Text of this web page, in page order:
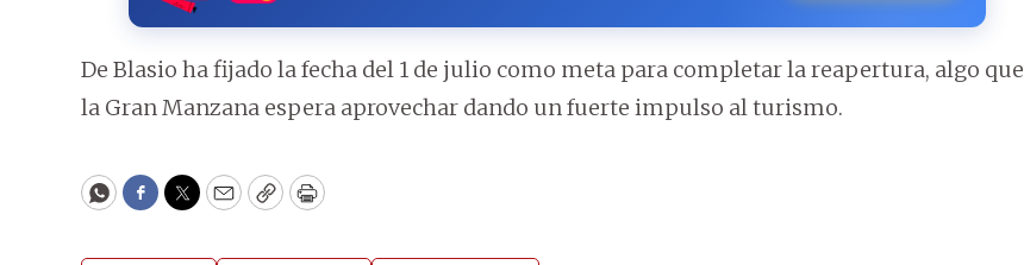
De Blasio ha fijado la fecha del 1 de julio como meta para completar la reapertura, algo que
la Gran Manzana espera aprovechar dando un fuerte impulso al turismo.
WhatsApp
Facebook
Twitter
EmailCopyPrint